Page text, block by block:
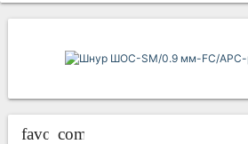
favorite_border
compare_arrows